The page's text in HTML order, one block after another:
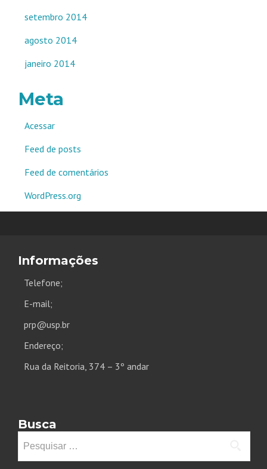
setembro 2014
agosto 2014
janeiro 2014
Meta
Acessar
Feed de posts
Feed de comentários
WordPress.org
Informações
Telefone;
E-mail;
prp@usp.br
Endereço;
Rua da Reitoria, 374 – 3º andar
Busca
por: